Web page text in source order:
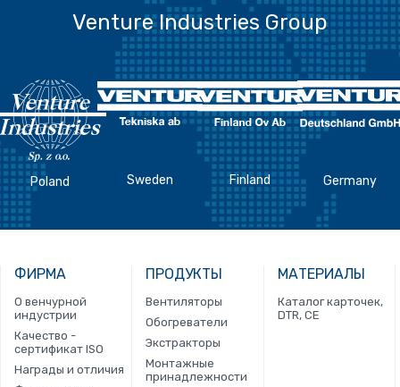
Venture Industries Group
Poland Sweden Finland Germany
ФИРМА
О венчурной
индустрии
Качество -
сертификат ISO
Награды и отличия
ПРОДУКТЫ
Вентиляторы
Обогреватели
Экстракторы
Монтажные
принадлежности
МАТЕРИАЛЫ
Каталог карточек,
DTR, CE